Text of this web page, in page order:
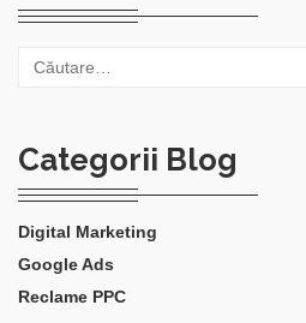
Caută
Categorii Blog
Digital Marketing
Google Ads
Reclame PPC